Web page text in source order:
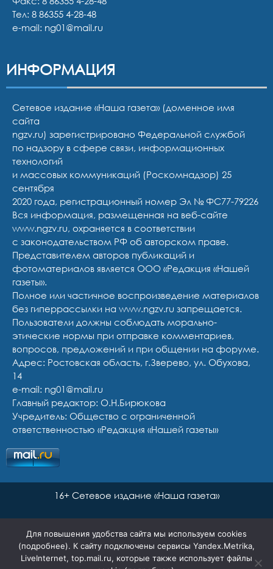
Тел: 8 86355 4-28-48
e-mail: ng01@mail.ru
ИНФОРМАЦИЯ
Сетевое издание «Наша газета» (доменное имя
сайта
ngzv.ru) зарегистрировано Федеральной службой
по надзору в сфере связи, информационных
технологий
и массовых коммуникаций (Роскомнадзор) 25
сентября
2020 года, регистрационный номер Эл № ФС77-79226
Вся информация, размещенная на веб-сайте
www.ngzv.ru, охраняется в соответствии
с законодательством РФ об авторском праве.
Представителем авторов публикаций и
фотоматериалов является ООО «Редакция «Нашей
газеты».
Полное или частичное воспроизведение материалов
без гиперрассылки на www.ngzv.ru запрещается.
Пользователи должны соблюдать морально-
этические нормы при отправке комментариев,
вопросов, предложений и при общении на форуме.
Адрес: Ростовская область, г.Зверево, ул. Обухова,
14
e-mail: ng01@mail.ru
Главный редактор: О.Н.Бирюкова
Учредитель: Общество с ограниченной
ответственностью «Редакция «Нашей газеты»
16+ Сетевое издание «Наша газета»
Для повышения удобства сайта мы используем cookies
(подробнее). К сайту подключены сервисы Yandex.Metrika,
LiveInternet, top.mail.ru, которые также использует файлы